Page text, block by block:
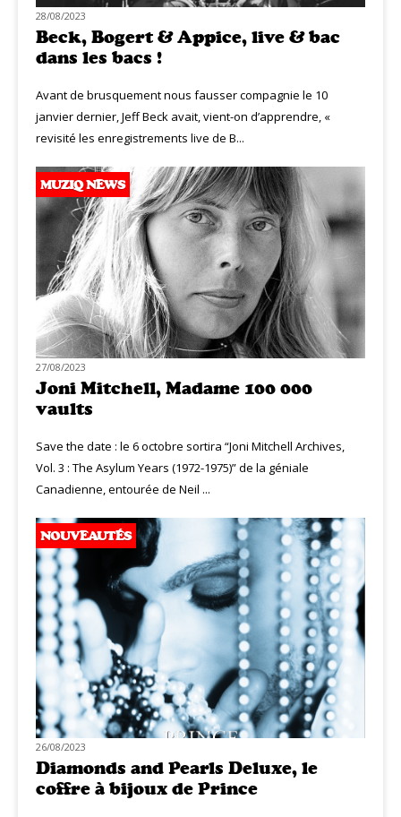
28/08/2023
Beck, Bogert & Appice, live & bac
dans les bacs !
Avant de brusquement nous fausser compagnie le 10
janvier dernier, Jeff Beck avait, vient-on d’apprendre, «
revisité les enregistrements live de B...
MUZIQ NEWS
27/08/2023
Joni Mitchell, Madame 100 000
vaults
Save the date : le 6 octobre sortira “Joni Mitchell Archives,
Vol. 3 : The Asylum Years (1972-1975)” de la géniale
Canadienne, entourée de Neil ...
NOUVEAUTÉS
26/08/2023
Diamonds and Pearls Deluxe, le
coffre à bijoux de Prince